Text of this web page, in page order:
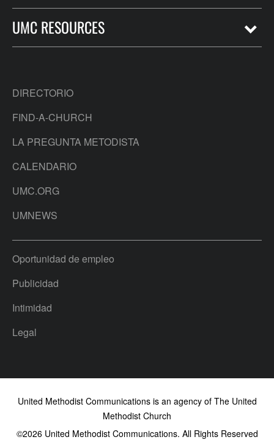
UMC RESOURCES
DIRECTORIO
FIND-A-CHURCH
LA PREGUNTA METODISTA
CALENDARIO
UMC.ORG
UMNEWS
Oportunidad de empleo
Publicidad
Intimidad
Legal
United Methodist Communications is an agency of The United
Methodist Church
©2026United Methodist Communications. All Rights Reserved